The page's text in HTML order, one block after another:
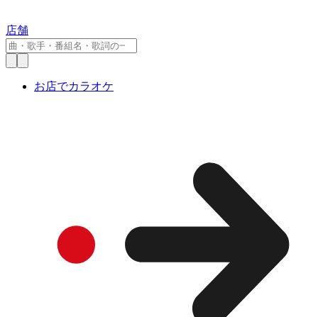
店舗
お店でカラオケ